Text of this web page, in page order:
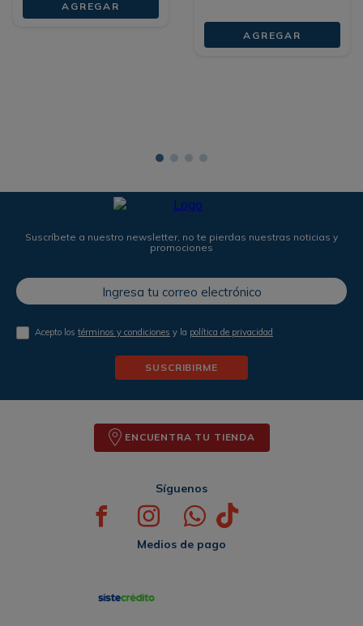
AGREGAR
AGREGAR
Suscríbete a nuestro newsletter, no te pierdas nuestras noticias y
promociones
Acepto lostérminos y condiciones y la política de privacidad
SUSCRIBIRME
ENCUENTRA TU TIENDA
Síguenos
Medios de pago